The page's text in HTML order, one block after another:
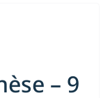
– 9